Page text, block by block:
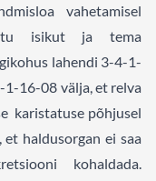
vahetamisel
isikut ja tema
lahendi 3-4-1-
1-16-08 välja, et relva
karistatuse põhjusel
haldusorgan ei saa
kohaldada.